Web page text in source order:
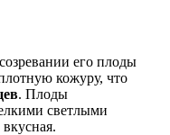
его плоды
кожуру, что
. Плоды
светлыми